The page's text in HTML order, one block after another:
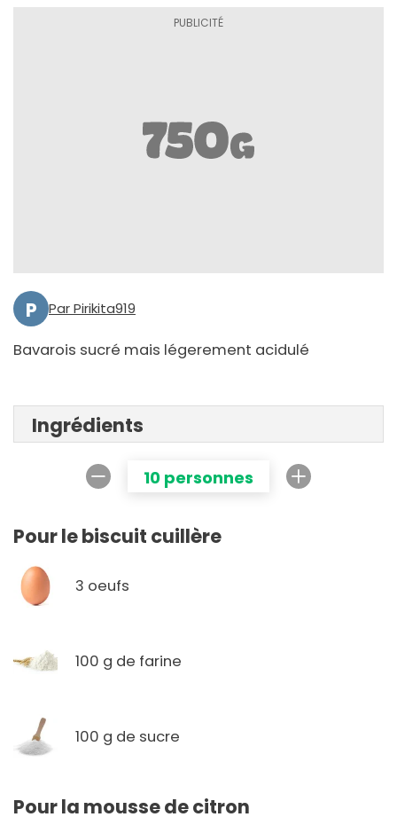
P Par Pirikita919
Bavarois sucré mais légerement acidulé
Ingrédients
10 personnes
Pour le biscuit cuillère
3 oeufs
100 g de farine
100 g de sucre
Pour la mousse de citron